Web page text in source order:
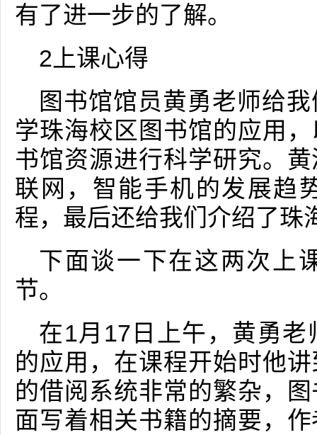
有了进一步的了解。
2上课心得
图书馆馆员黄勇老师给
学珠海校区图书馆的应用
书馆资源进行科学研究。
联网，智能手机的发展趋
程，最后还给我们介绍了珠
下面谈一下在这两次上
节。
在1月17日上午，黄勇
的应用，在课程开始时他
的借阅系统非常的繁杂，
面写着相关书籍的摘要，